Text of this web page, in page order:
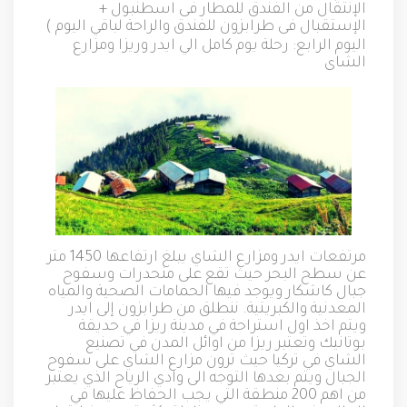
الإنتقال من الفندق للمطار فى اسطنبول +
الإستقبال فى طرابزون للفندق والراحة لباقي اليوم )
اليوم الرابع: رحلة يوم كامل الي ايدر وريزا ومزارع
الشاى
مرتفعات ايدر ومزارع الشاي يبلغ ارتفاعها 1450 متر
عن سطح البحر حيث تقع على منحدرات وسفوح
جبال كاشكار ويوجد فيها الحمامات الصحية والمياه
المعدنية والكبريتية. ننطلق من طرابزون إلى ايدر
ويتم اخذ اول استراحة في مدينة ريزا في حديقة
بوتانيك وتعتبر ريزا من اوائل المدن في تصنيع
الشاي في تركيا حيث ترون مزارع الشاي على سفوح
الجبال ويتم بعدها التوجه الى وادي الرياح الذي يعتبر
من اهم 200 منطقة التي يجب الحفاظ عليها في